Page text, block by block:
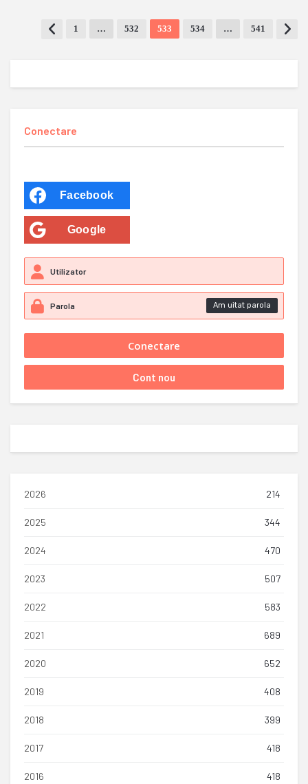
1 … 532 533 534 … 541
Conectare
Facebook
Google
Am uitat parola
2026 214
2025 344
2024 470
2023 507
2022 583
2021 689
2020 652
2019 408
2018 399
2017 418
2016 418